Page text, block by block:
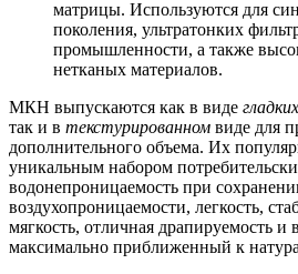
матрицы. Используются для
поколения, ультратонких
промышленности, а также
нетканых материалов.
МКН выпускаются как в виде гладких
так и в текстурированном виде для
дополнительного объема. Их
уникальным набором
водонепроницаемость при
воздухопроницаемости, легкость,
мягкость, отличная драпируемость
максимально приближенный к